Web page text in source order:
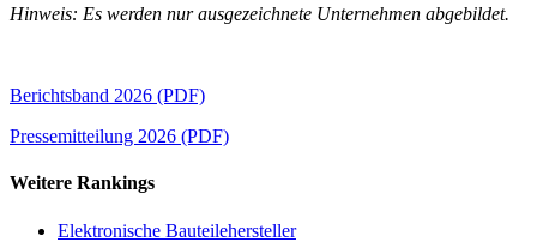
Hinweis: Es werden nur ausgezeichnete Unternehmen abgebildet.
Berichtsband 2026 (PDF)
Pressemitteilung 2026 (PDF)
Weitere Rankings
Elektronische Bauteilehersteller